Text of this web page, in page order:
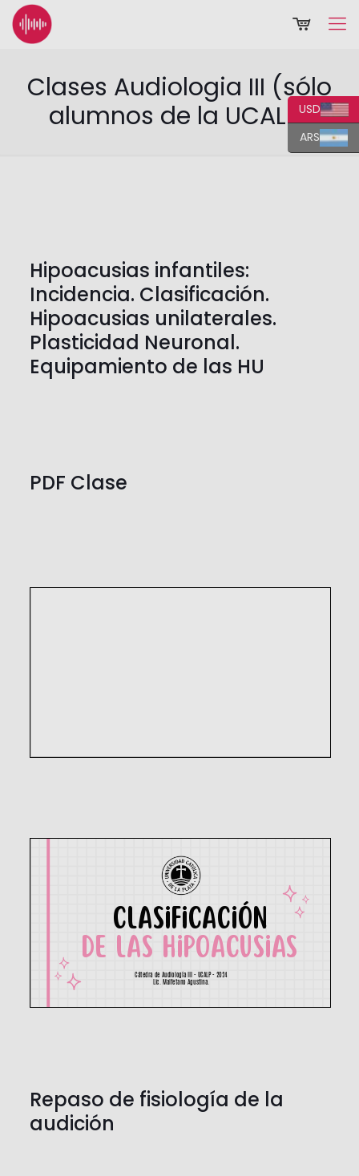
Clases Audiologia III (sólo
alumnos de la UCALP)
Hipoacusias infantiles:
Incidencia. Clasificación.
Hipoacusias unilaterales.
Plasticidad Neuronal.
Equipamiento de las HU
PDF Clase
Repaso de fisiología de la
audición
USD
ARS